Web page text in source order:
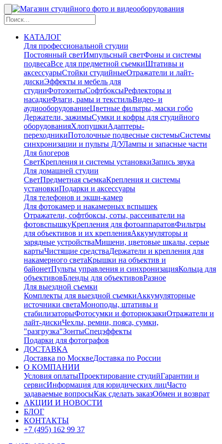
КАТАЛОГ
Для профессиональной студии
Постоянный светИмпульсный светФоны и системы
подвесаВсе для предметной съемкиШтативы и
аксессуарыСтойки студийныеОтражатели и лайт-
дискиЭффекты и мебель для
студииФотозонтыСофтбоксыРефлекторы и
насадкиФлаги, рамы и текстильВидео- и
аудиооборудованиеЦветные фильтры, маски гобо
Держатели, зажимыСумки и кофры для студийного
оборудованияХлопушкиАдаптеры-
переходникиПотолочные подвесные системыСистемы
синхронизации и пульты Д/УЛампы и запасные части
Для блогеров
СветКрепления и системы установкиЗапись звука
Для домашней студии
СветПредметная съемкаКрепления и системы
установкиПодарки и аксессуары
Для телефонов и экшн-камер
Для фотокамер и накамерных вспышек
Отражатели, софтбоксы, соты, рассеиватели на
фотовспышкуКрепления для фотоаппаратовФильтры
для объективов и их крепленияАккумуляторы и
зарядные устройстваМишени, цветовые шкалы, серые
картыЧистящие средстваДержатели и крепления для
накамерного светаКрышки на объектив и
байонетПульты управления и синхронизацияКольца для
объективовБленды для объективовРазное
Для выездной съемки
Комплекты для выездной съемкиАккумуляторные
источники светаМоноподы, штативы и
стабилизаторыФотосумки и фоторюкзакиОтражатели и
лайт-дискиЧехлы, ремни, пояса, сумки,
"разгрузка"ЗонтыСпецэффекты
Подарки для фотографов
ДОСТАВКА
Доставка по МосквеДоставка по России
О КОМПАНИИ
Условия оплатыПроектирование студийГарантии и
сервисИнформация для юридических лицЧасто
задаваемые вопросыКак сделать заказОбмен и возврат
АКЦИИ И НОВОСТИ
БЛОГ
КОНТАКТЫ
+7 (495) 162 99 37